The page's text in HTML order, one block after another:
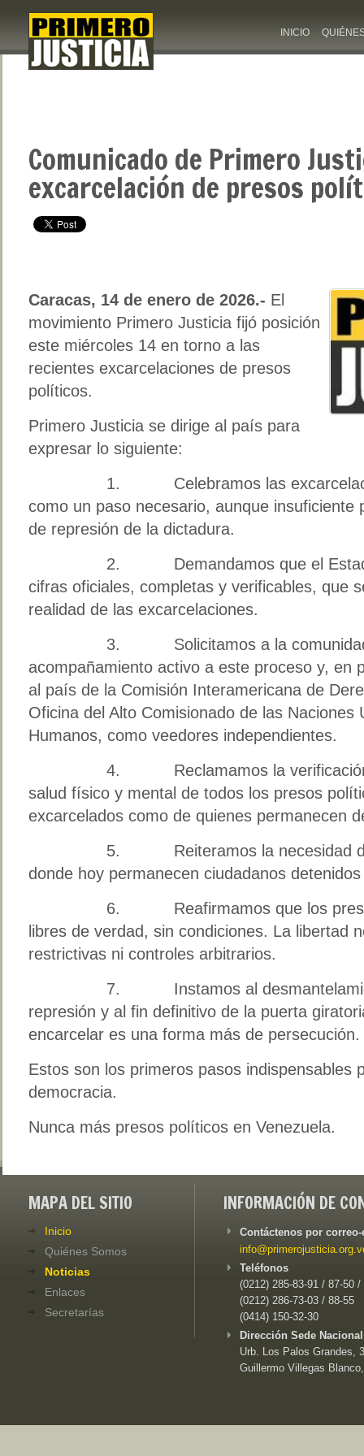
INICIO
Comunicado de Primero
excarcelación de presos
Caracas, 14 de enero de 2026.- El
movimiento Primero Justicia fijó posición
este miércoles 14 en torno a las
recientes excarcelaciones de presos
políticos.
Primero Justicia se dirige al país para
expresar lo siguiente:
1. Celebramos las
como un paso necesario, aunque insuficiente
de represión de la dictadura.
2. Demandamos que el Estado
cifras oficiales, completas y verificables, que
realidad de las excarcelaciones.
3. Solicitamos a la comunidad
acompañamiento activo a este proceso y, en
al país de la Comisión Interamericana de
Oficina del Alto Comisionado de las Naciones
Humanos, como veedores independientes.
4. Reclamamos la verificación
salud físico y mental de todos los presos
excarcelados como de quienes permanecen
5. Reiteramos la necesidad de
donde hoy permanecen ciudadanos
6. Reafirmamos que los presos
libres de verdad, sin condiciones. La libertad
restrictivas ni controles arbitrarios.
7. Instamos al
represión y al fin definitivo de la puerta
encarcelar es una forma más de persecución.
Estos son los primeros pasos indispensables
democracia.
Nunca más presos políticos en Venezuela.
MAPA DEL SITIO
Inicio
Quiénes Somos
Noticias
Enlaces
Secretarías
INFORMACIÓN DE
Contáctenos por
Teléfonos
(0212) 285-83-91 / 87-50 /
(0212) 286-73-03 / 88-55
(0414) 150-32-30
Dirección Sede
Urb. Los Palos Grandes,
Guillermo Villegas